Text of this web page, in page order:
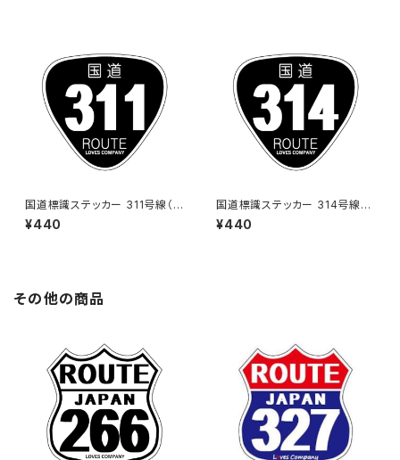
国道標識ステッカー 311号線（ブ
ラック）
¥440
国道標識ステッカー 314号線
（ブラック）
¥440
その他の商品